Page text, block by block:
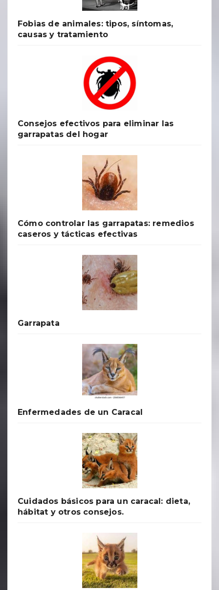
Fobias de animales: tipos, síntomas,
causas y tratamiento
Consejos efectivos para eliminar las
garrapatas del hogar
Cómo controlar las garrapatas: remedios
caseros y tácticas efectivas
Garrapata
Enfermedades de un Caracal
Cuidados básicos para un caracal: dieta,
hábitat y otros consejos.